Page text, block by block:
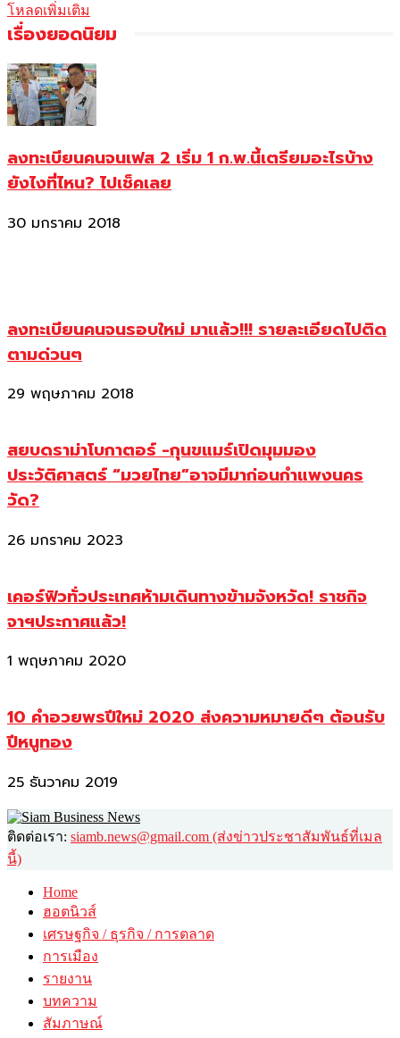
โหลดเพิ่มเติม
เรื่องยอดนิยม
ลงทะเบียนคนจนเฟส 2 เริ่ม 1 ก.พ.นี้เตรียมอะไรบ้าง
ยังไงที่ไหน? ไปเช็คเลย
30 มกราคม 2018
ลงทะเบียนคนจนรอบใหม่ มาแล้ว!!! รายละเอียดไปติด
ตามด่วนๆ
29 พฤษภาคม 2018
สยบดราม่าโบกาตอร์ -กุนขแมร์เปิดมุมมอง
ประวัติศาสตร์ “มวยไทย”อาจมีมาก่อนกำแพงนคร
วัด?
26 มกราคม 2023
เคอร์ฟิวทั่วประเทศห้ามเดินทางข้ามจังหวัด! ราชกิจ
จาฯประกาศแล้ว!
1 พฤษภาคม 2020
10 คำอวยพรปีใหม่ 2020 ส่งความหมายดีๆ ต้อนรับ
ปีหนูทอง
25 ธันวาคม 2019
ติดต่อเรา: siamb.news@gmail.com (ส่งข่าวประชาสัมพันธ์ที่เมล
นี้)
Home
ฮอตนิวส์
เศรษฐกิจ / ธุรกิจ / การตลาด
การเมือง
รายงาน
บทความ
สัมภาษณ์